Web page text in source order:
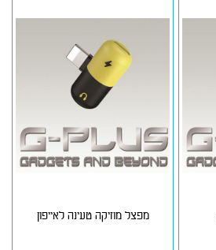
מפצל מוזיקה טעינה לאייפון